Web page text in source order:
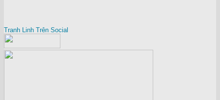
Tranh Linh Trên Social